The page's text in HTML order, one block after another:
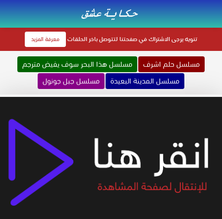
تنويهيرجى الاشتراك في صفحتنا لتتوصل باخر الحلقات معرفة المزيد
مسلسل حلم اشرف
مسلسل هذا البحر سوف يفيض مترجم
مسلسل المدينة البعيدة
مسلسل جبل جونول